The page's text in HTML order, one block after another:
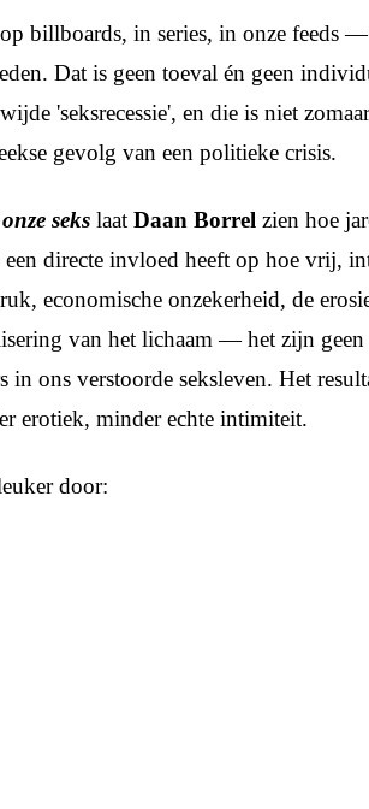
billboards, in series, in onze feeds
Dat is geen toeval én geen
'seksrecessie', en die is niet
gevolg van een politieke crisis.
seks laatDaan Borrel zien hoe
een directe invloed heeft op hoe vrij,
economische onzekerheid, de
van het lichaam — het zijn
in ons verstoorde seksleven. Het
erotiek, minder echte intimiteit.
door: